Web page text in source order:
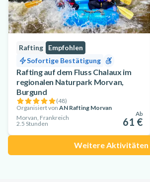
Rafting
Empfohlen
Sofortige Bestätigung
Rafting auf dem Fluss Chalaux im
regionalen Naturpark Morvan,
Burgund
(48)
Organisiert von AN Rafting Morvan
Morvan, Frankreich
2.5 Stunden
Ab
61 €
Weitere Aktivitäten